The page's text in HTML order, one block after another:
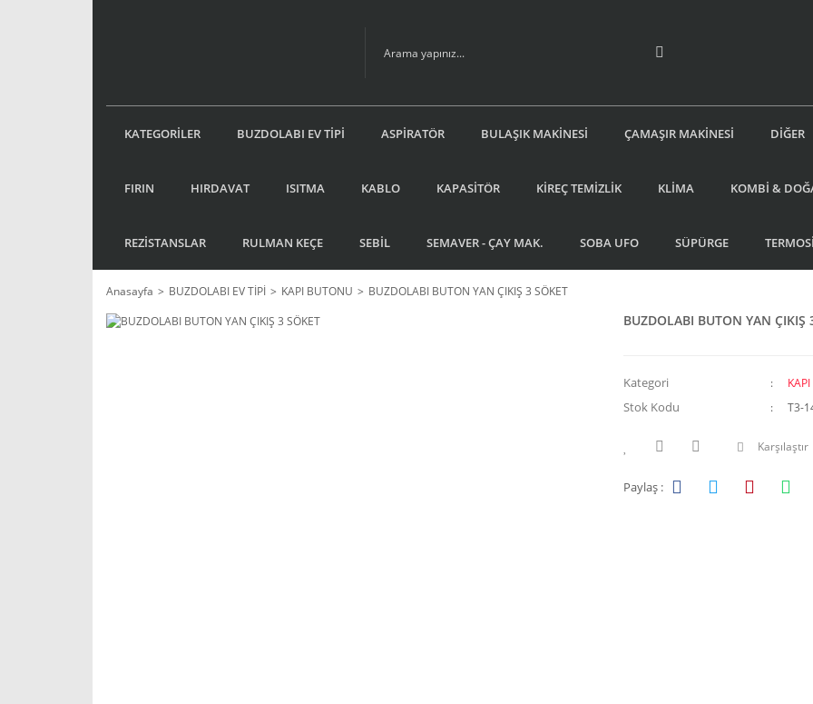
KATEGORİLER BUZDOLABI EV TİPİ ASPİRATÖR BULAŞIK MAKİNESİ ÇAMAŞIR MAKİNESİ DİĞER
FIRIN HIRDAVAT ISITMA KABLO KAPASİTÖR KİREÇ TEMİZLİK KLİMA KOMBİ &
REZİSTANSLAR RULMAN KEÇE SEBİL SEMAVER - ÇAY MAK. SOBA UFO SÜPÜRGE
Anasayfa BUZDOLABI EV TİPİ KAPI BUTONU BUZDOLABI BUTON YAN ÇIKIŞ 3 SÖKET
BUZDOLABI BUTON YAN ÇIKIŞ
Kategori
Stok Kodu T3-
Karşılaştır
Paylaş :